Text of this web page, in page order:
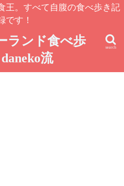
王。すべて自腹の食べ歩き記
です！
ランド食べ歩
流
search